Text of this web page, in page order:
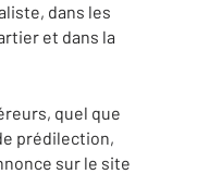
dans les
et dans la
quel que
prédilection,
sur le site